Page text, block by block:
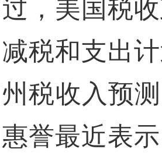
美国税收
税和支出
税收入预
誉最近表